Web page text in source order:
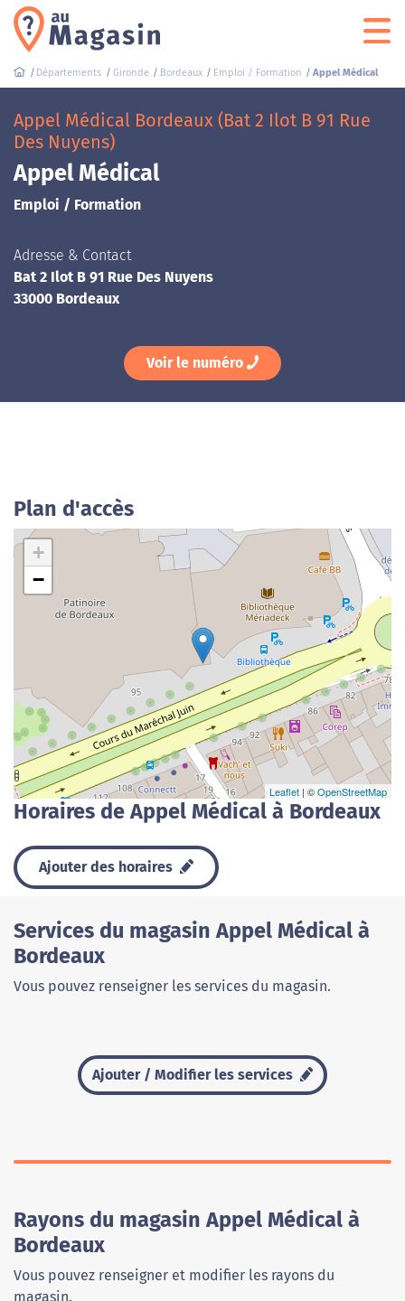
Départements Gironde Bordeaux Emploi / Formation Appel Médical
Appel Médical Bordeaux (Bat 2 Ilot B 91 Rue
Des Nuyens)
Appel Médical
Emploi / Formation
Adresse & Contact
Bat 2 Ilot B 91 Rue Des Nuyens
33000 Bordeaux
Voir le numéro
Plan d'accès
+
−
Leaflet | ©OpenStreetMap
Horaires de Appel Médical à Bordeaux
Ajouter des horaires
Services du magasin Appel Médical à
Bordeaux
Vous pouvez renseigner les services du magasin.
Ajouter / Modifier les services
Rayons du magasin Appel Médical à
Bordeaux
Vous pouvez renseigner et modifier les rayons du
magasin.